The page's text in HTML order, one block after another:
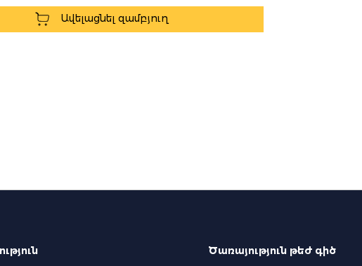
Ավելացնել զամբյուղ
Ծառայություն թեժ գիծ